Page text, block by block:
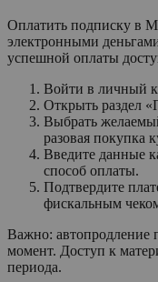
Оплатить подписку в
электронными
успешной оплаты
Войти в личный
Открыть раздел
Выбрать
разовая покупка
Введите данные
способ оплаты.
Подтвердите
фискальным
Важно: автопродление
момент. Доступ к
периода.